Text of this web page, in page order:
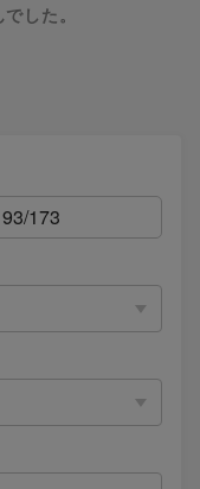
した。